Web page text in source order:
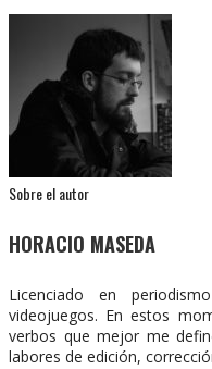
Sobre el autor
HORACIO MASEDA
Licenciado en
videojuegos. En estos
verbos que mejor me
labores de edición,